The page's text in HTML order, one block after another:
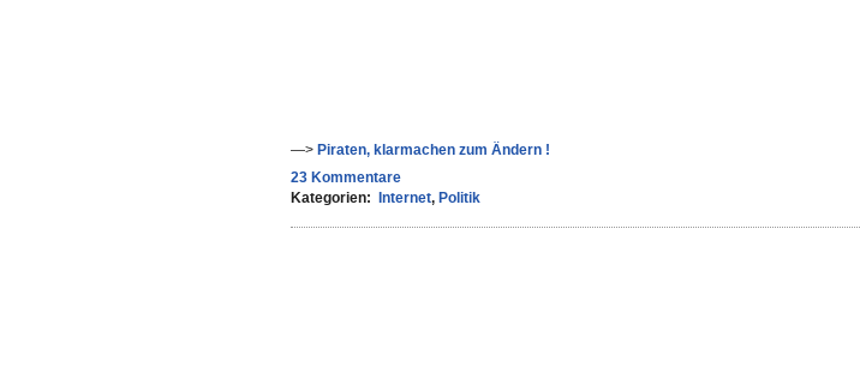
—> Piraten, klarmachen zum Ändern !
23 Kommentare
Kategorien:
Internet, Politik